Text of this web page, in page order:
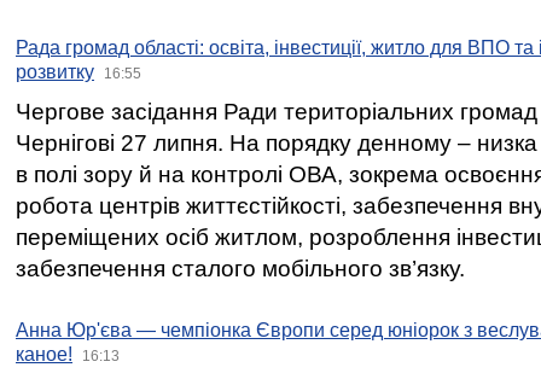
Рада громад області: освіта, інвестиції, житло для ВПО
розвитку
16:55
Чергове засідання Ради територіальних громад
Чернігові 27 липня. На порядку денному –
в полі зору й на контролі ОВА, зокрема освоєння
робота центрів життєстійкості, забезпечення
переміщених осіб житлом, розроблення
забезпечення сталого мобільного зв’язку.
Анна Юр'єва — чемпіонка Європи серед юніорок з
каное!
16:13